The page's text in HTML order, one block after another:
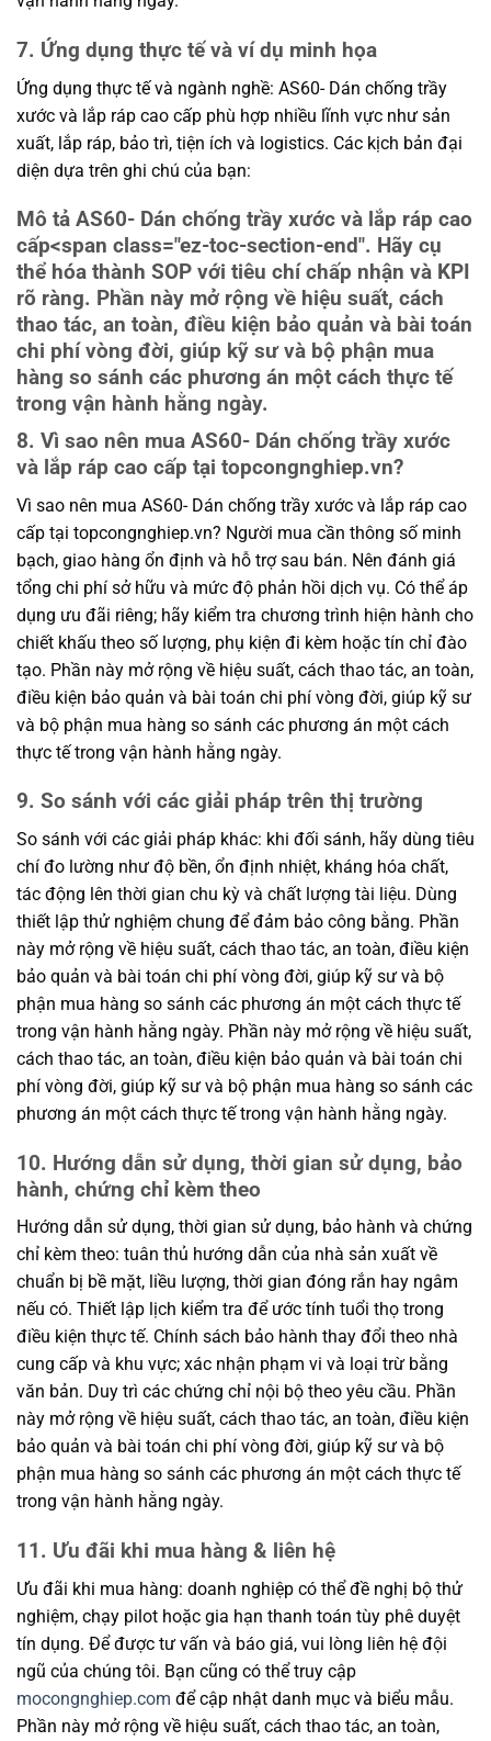
7. Ứng dụng thực tế và ví dụ minh họa
Ứng dụng thực tế và ngành nghề: AS60- Dán chống trầy
xước và lắp ráp cao cấp phù hợp nhiều lĩnh vực như sản
xuất, lắp ráp, bảo trì, tiện ích và logistics. Các kịch bản đại
diện dựa trên ghi chú của bạn:
Mô tả AS60- Dán chống trầy xước và lắp ráp cao
cấp<span class="ez-toc-section-end". Hãy cụ
thể hóa thành SOP với tiêu chí chấp nhận và KPI
rõ ràng. Phần này mở rộng về hiệu suất, cách
thao tác, an toàn, điều kiện bảo quản và bài toán
chi phí vòng đời, giúp kỹ sư và bộ phận mua
hàng so sánh các phương án một cách thực tế
trong vận hành hằng ngày.
8. Vì sao nên mua AS60- Dán chống trầy xước
và lắp ráp cao cấp tại topcongnghiep.vn?
Vì sao nên mua AS60- Dán chống trầy xước và lắp ráp cao
cấp tại topcongnghiep.vn? Người mua cần thông số minh
bạch, giao hàng ổn định và hỗ trợ sau bán. Nên đánh giá
tổng chi phí sở hữu và mức độ phản hồi dịch vụ. Có thể áp
dụng ưu đãi riêng; hãy kiểm tra chương trình hiện hành cho
chiết khấu theo số lượng, phụ kiện đi kèm hoặc tín chỉ đào
tạo. Phần này mở rộng về hiệu suất, cách thao tác, an toàn,
điều kiện bảo quản và bài toán chi phí vòng đời, giúp kỹ sư
và bộ phận mua hàng so sánh các phương án một cách
thực tế trong vận hành hằng ngày.
9. So sánh với các giải pháp trên thị trường
So sánh với các giải pháp khác: khi đối sánh, hãy dùng tiêu
chí đo lường như độ bền, ổn định nhiệt, kháng hóa chất,
tác động lên thời gian chu kỳ và chất lượng tài liệu. Dùng
thiết lập thử nghiệm chung để đảm bảo công bằng. Phần
này mở rộng về hiệu suất, cách thao tác, an toàn, điều kiện
bảo quản và bài toán chi phí vòng đời, giúp kỹ sư và bộ
phận mua hàng so sánh các phương án một cách thực tế
trong vận hành hằng ngày. Phần này mở rộng về hiệu suất,
cách thao tác, an toàn, điều kiện bảo quản và bài toán chi
phí vòng đời, giúp kỹ sư và bộ phận mua hàng so sánh các
phương án một cách thực tế trong vận hành hằng ngày.
10. Hướng dẫn sử dụng, thời gian sử dụng, bảo
hành, chứng chỉ kèm theo
Hướng dẫn sử dụng, thời gian sử dụng, bảo hành và chứng
chỉ kèm theo: tuân thủ hướng dẫn của nhà sản xuất về
chuẩn bị bề mặt, liều lượng, thời gian đóng rắn hay ngâm
nếu có. Thiết lập lịch kiểm tra để ước tính tuổi thọ trong
điều kiện thực tế. Chính sách bảo hành thay đổi theo nhà
cung cấp và khu vực; xác nhận phạm vi và loại trừ bằng
văn bản. Duy trì các chứng chỉ nội bộ theo yêu cầu. Phần
này mở rộng về hiệu suất, cách thao tác, an toàn, điều kiện
bảo quản và bài toán chi phí vòng đời, giúp kỹ sư và bộ
phận mua hàng so sánh các phương án một cách thực tế
trong vận hành hằng ngày.
11. Ưu đãi khi mua hàng & liên hệ
Ưu đãi khi mua hàng: doanh nghiệp có thể đề nghị bộ thử
nghiệm, chạy pilot hoặc gia hạn thanh toán tùy phê duyệt
tín dụng. Để được tư vấn và báo giá, vui lòng liên hệ đội
ngũ của chúng tôi. Bạn cũng có thể truy cập
mocongnghiep.com để cập nhật danh mục và biểu mẫu.
Phần này mở rộng về hiệu suất, cách thao tác, an toàn,